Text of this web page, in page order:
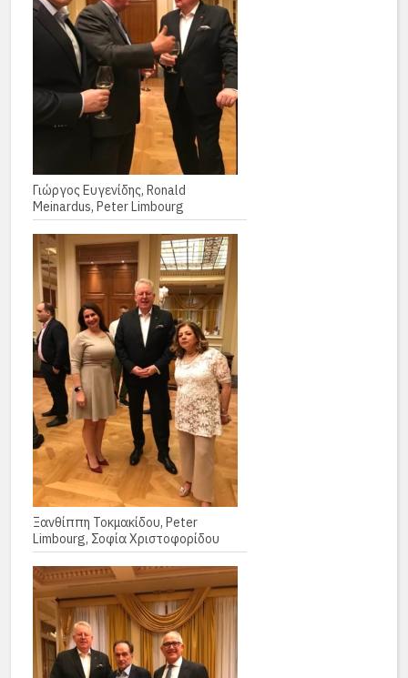
Γιώργος Ευγενίδης, Ronald
Meinardus, Peter Limbourg
Ξανθίππη Τοκμακίδου, Peter
Limbourg, Σοφία Χριστοφορίδου